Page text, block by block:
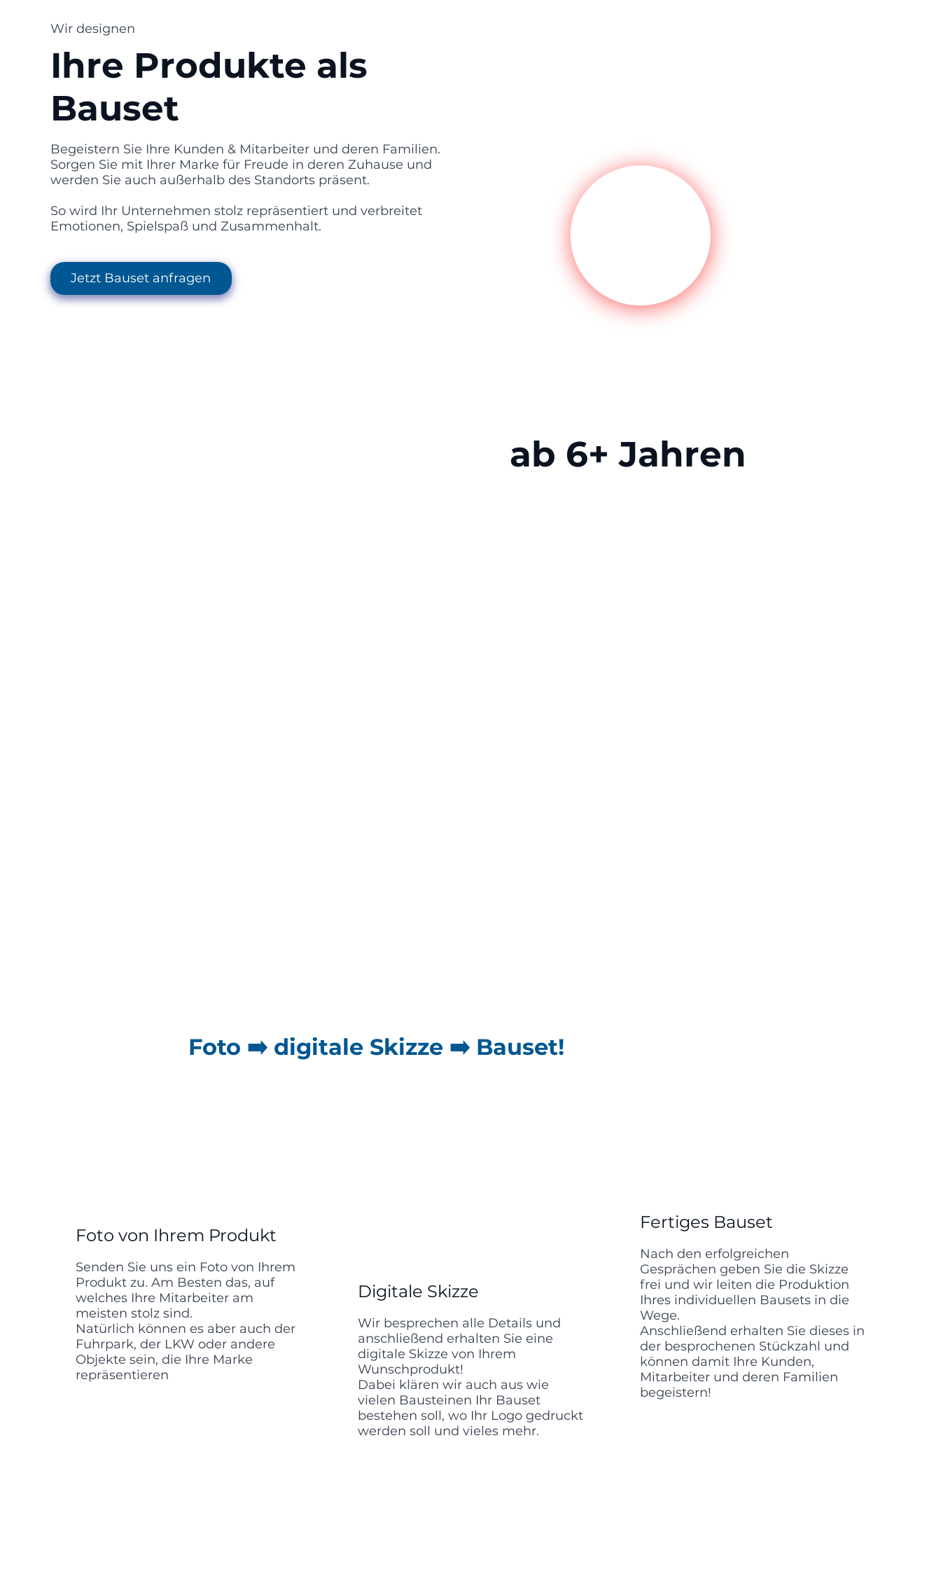
ab 6+ Jahren
Ihre Produkte als
Bauset
Begeistern Sie Ihre Kunden & Mitarbeiter und deren Familien.
Sorgen Sie mit Ihrer Marke für Freude in deren Zuhause und
werden Sie auch außerhalb des Standorts präsent.
So wird Ihr Unternehmen stolz repräsentiert und verbreitet
Emotionen, Spielspaß und Zusammenhalt.
Jetzt Bauset anfragen
Wir designen
Foto ➡️ digitale Skizze ➡️ Bauset!
Foto von Ihrem Produkt
Senden Sie uns ein Foto von Ihrem
Produkt zu. Am Besten das, auf
welches Ihre Mitarbeiter am
meisten stolz sind.
Natürlich können es aber auch der
Fuhrpark, der LKW oder andere
Objekte sein, die Ihre Marke
repräsentieren
Digitale Skizze
Wir besprechen alle Details und
anschließend erhalten Sie eine
digitale Skizze von Ihrem
Wunschprodukt!
Dabei klären wir auch aus wie
vielen Bausteinen Ihr Bauset
bestehen soll, wo Ihr Logo gedruckt
werden soll und vieles mehr.
Fertiges Bauset
Nach den erfolgreichen
Gesprächen geben Sie die Skizze
frei und wir leiten die Produktion
Ihres individuellen Bausets in die
Wege.
Anschließend erhalten Sie dieses in
der besprochenen Stückzahl und
können damit Ihre Kunden,
Mitarbeiter und deren Familien
begeistern!